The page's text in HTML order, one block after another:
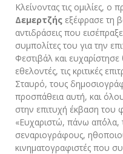
Κλείνοντας τις ομιλίες, ο
Δεμερτζής εξέφρασε τη
αντιδράσεις που
συμπολίτες του για την
Φεστιβάλ και
εθελοντές, τις κριτικές
Σταυρό, τους
προσπάθεια αυτή, και
στην επιτυχή έκβαση του
«Ευχαριστώ, πάνω απ΄όλα,
σεναριογράφους,
κινηματογραφιστές που